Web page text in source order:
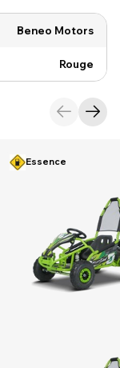
Beneo Motors
Rouge
Essence